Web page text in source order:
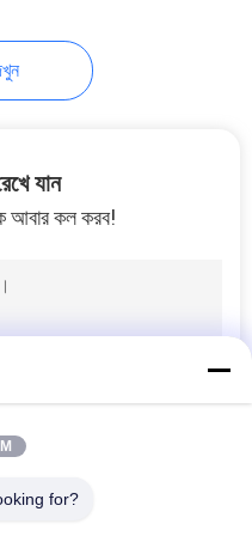
ইস্পাত শীট
যান
আবার কল করব!
for?